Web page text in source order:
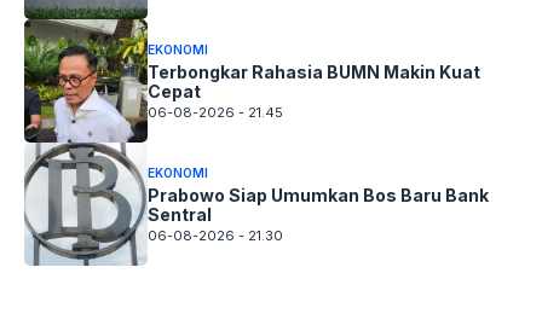
EKONOMI
Terbongkar Rahasia BUMN Makin Kuat
Cepat
06-08-2026 - 21.45
EKONOMI
Prabowo Siap Umumkan Bos Baru Bank
Sentral
06-08-2026 - 21.30